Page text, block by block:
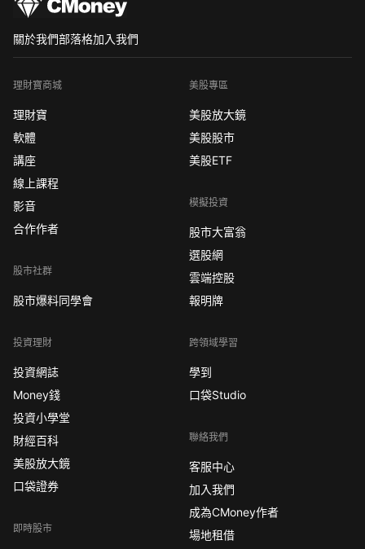
關於我們部落格加入我們
理財寶商城
理財寶
軟體
講座
線上課程
影音
合作作者
股市社群
股市爆料同學會
投資理財
投資網誌
Money錢
投資小學堂
財經百科
美股放大鏡
口袋證券
即時股市
美股專區
美股放大鏡
美股股市
美股ETF
模擬投資
股市大富翁
選股網
雲端控股
報明牌
跨領域學習
學到
口袋Studio
聯絡我們
客服中心
加入我們
成為CMoney作者
場地租借